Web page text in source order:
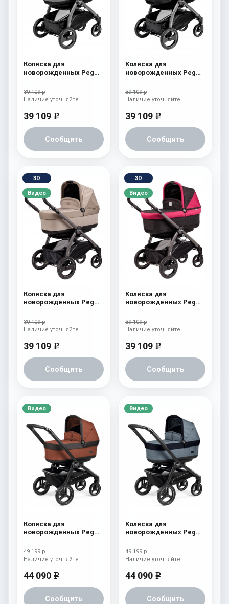
Коляска для
новорожденных Peg
(шасси Jet) atmosphere
39 109 р
39 109 e
Сообщить
Наличие уточняйте
Коляска для
новорожденных Peg
(шасси Jet)
aquamarine
39 109 р
39 109 e
Сообщить
Наличие уточняйте
3D
Видео
Коляска для
новорожденных Peg
(шасси Jet) Cream
39 109 р
39 109 e
Сообщить
Наличие уточняйте
3D
Видео
Коляска для
новорожденных Peg
(шасси Jet) Fleur
39 109 р
39 109 e
Сообщить
Наличие уточняйте
Видео
Коляска для
новорожденных Peg
Terracotta
49 199 р
44 090 e
Сообщить
Наличие уточняйте
Видео
Коляска для
новорожденных Peg
Horizon
49 199 р
44 090 e
Сообщить
Наличие уточняйте